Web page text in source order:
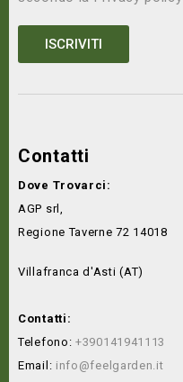
Contatti
Dove Trovarci:
AGP srl,
Regione Taverne 72 14018
Villafranca d'Asti (AT)
Contatti:
Telefono: +390141941113
Email: info@feelgarden.it